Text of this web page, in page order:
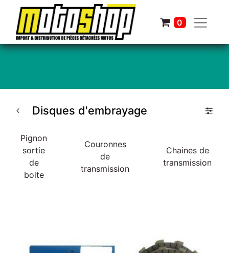
0
Disques d'embrayage
Pignon
sortie
de
boite
Couronnes
de
transmission
Chaines de
transmission